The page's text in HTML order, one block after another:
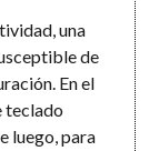
una
de
En el
teclado
luego, para